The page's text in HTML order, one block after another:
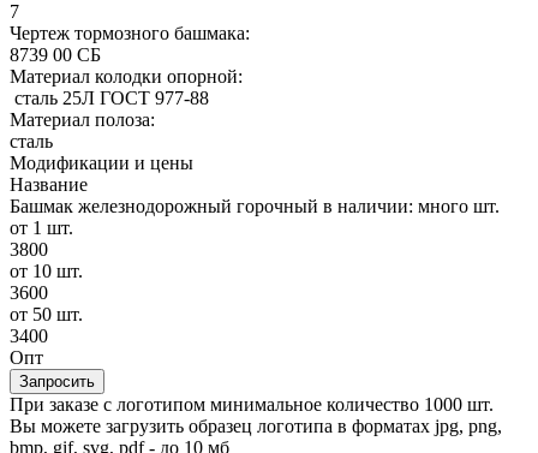
7
Чертеж тормозного башмака:
8739 00 СБ
Материал колодки опорной:
сталь 25Л ГОСТ 977-88
Материал полоза:
сталь
Модификации и цены
Название
Башмак железнодорожный горочный в наличии: много шт.
от 1 шт.
3800
от 10 шт.
3600
от 50 шт.
3400
Опт
Запросить
При заказе с логотипом минимальное количество 1000 шт.
Вы можете загрузить образец логотипа в форматах jpg, png,
bmp, gif, svg, pdf - до 10 мб